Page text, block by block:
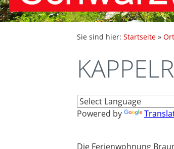
Sie sind hier: Startseite »
Powered by
Die Ferienwohnung